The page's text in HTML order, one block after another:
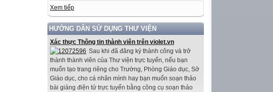
Xem tiếp
HƯỚNG DẪN SỬ DỤNG THƯ VIỆN
Xác thực Thông tin thành viên trên violet.vn
Sau khi đã đăng ký thành công và trở
thành thành viên của Thư viện trực tuyến, nếu bạn
muốn tạo trang riêng cho Trường, Phòng Giáo dục, Sở
Giáo dục, cho cá nhân mình hay bạn muốn soạn thảo
bài giảng điện tử trực tuyến bằng công cụ soạn thảo